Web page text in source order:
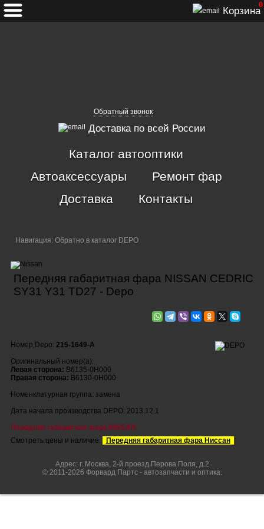
Обратный звонок
Доставка по всей России
Корзина
0
Каталог автооптики
Автоаксессуары
Ремонт фар
Доставка
Контакты
Навигация: Обратно в каталог DEPO
Передняя габаритная фара NISSAN CEDRIC
SY31 Y31 TD27 - Depo
Номер Depo: 215-1649-A
Оригинальный номер(а):
Левая сторона: B6135-0H000
Правая сторона: B6130-0H000
Номенклатурная группа: замена
Дата начала производства DEPO: 2013.12.1
Передняя габаритная фара NISSAN
Смотреть цены и наличие:
Передняя габаритная фара Ниссан
Адрес: г. Москва, 2-й проезд Перова Поля, д.2
© 2011-2026 Форвард Партс - автозапчасти и оптика.